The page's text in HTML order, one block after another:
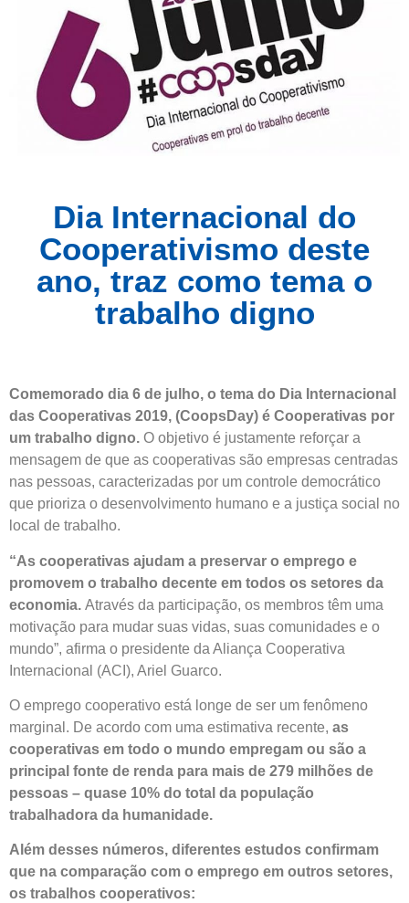
Dia Internacional do
Cooperativismo deste
ano, traz como tema o
trabalho digno
Comemorado dia 6 de julho, o tema do Dia Internacional
das Cooperativas 2019, (CoopsDay) é Cooperativas por
um trabalho digno. O objetivo é justamente reforçar a
mensagem de que as cooperativas são empresas centradas
nas pessoas, caracterizadas por um controle democrático
que prioriza o desenvolvimento humano e a justiça social no
local de trabalho.
“As cooperativas ajudam a preservar o emprego e
promovem o trabalho decente em todos os setores da
economia. Através da participação, os membros têm uma
motivação para mudar suas vidas, suas comunidades e o
mundo”, afirma o presidente da Aliança Cooperativa
Internacional (ACI), Ariel Guarco.
O emprego cooperativo está longe de ser um fenômeno
marginal. De acordo com uma estimativa recente, as
cooperativas em todo o mundo empregam ou são a
principal fonte de renda para mais de 279 milhões de
pessoas – quase 10% do total da população
trabalhadora da humanidade.
Além desses números, diferentes estudos confirmam
que na comparação com o emprego em outros setores,
os trabalhos cooperativos: